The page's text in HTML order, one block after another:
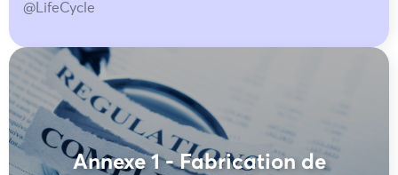
@LifeCycle
Annexe 1 - Fabrication de